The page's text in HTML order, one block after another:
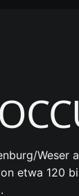
Weser
etwa 120